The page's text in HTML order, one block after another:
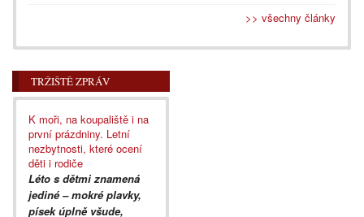
>> všechny články
TRŽIŠTĚ ZPRÁV
K moři, na koupaliště i na
první prázdniny. Letní
nezbytnosti, které ocení
děti i rodiče
Léto s dětmi znamená
jediné – mokré plavky,
písek úplně všude,